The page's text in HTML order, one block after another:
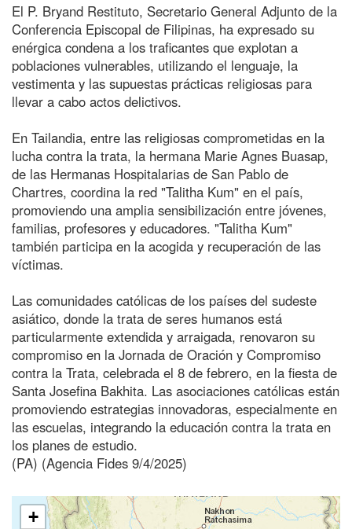
El P. Bryand Restituto, Secretario General Adjunto de la
Conferencia Episcopal de Filipinas, ha expresado su
enérgica condena a los traficantes que explotan a
poblaciones vulnerables, utilizando el lenguaje, la
vestimenta y las supuestas prácticas religiosas para
llevar a cabo actos delictivos.
En Tailandia, entre las religiosas comprometidas en la
lucha contra la trata, la hermana Marie Agnes Buasap,
de las Hermanas Hospitalarias de San Pablo de
Chartres, coordina la red "Talitha Kum" en el país,
promoviendo una amplia sensibilización entre jóvenes,
familias, profesores y educadores. "Talitha Kum"
también participa en la acogida y recuperación de las
víctimas.
Las comunidades católicas de los países del sudeste
asiático, donde la trata de seres humanos está
particularmente extendida y arraigada, renovaron su
compromiso en la Jornada de Oración y Compromiso
contra la Trata, celebrada el 8 de febrero, en la fiesta de
Santa Josefina Bakhita. Las asociaciones católicas están
promoviendo estrategias innovadoras, especialmente en
las escuelas, integrando la educación contra la trata en
los planes de estudio.
(PA) (Agencia Fides 9/4/2025)
+